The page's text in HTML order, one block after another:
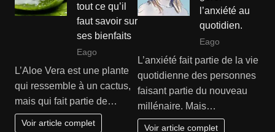
tout ce qu’il
faut savoir sur
ses bienfaits
Eago
L’Aloe Vera est une plante
qui ressemble à un cactus,
mais qui fait partie de…
Voir article complet
l’anxiété au
quotidien.
Eago
L’anxiété fait partie de la vie
quotidienne des personnes
faisant partie du nouveau
millénaire. Mais…
Voir article complet